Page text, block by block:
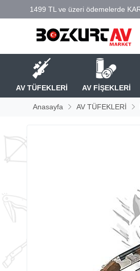
AV TÜFEKLERİ AV FİŞEKLERİ
Anasayfa AV TÜFEKLERİ